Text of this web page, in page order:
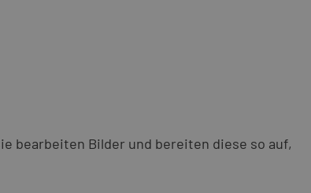
bearbeiten Bilder und bereiten diese so auf,